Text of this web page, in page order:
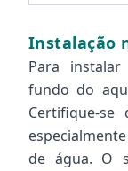
Instalação
Para
fundo do
Certifique-
de água. O